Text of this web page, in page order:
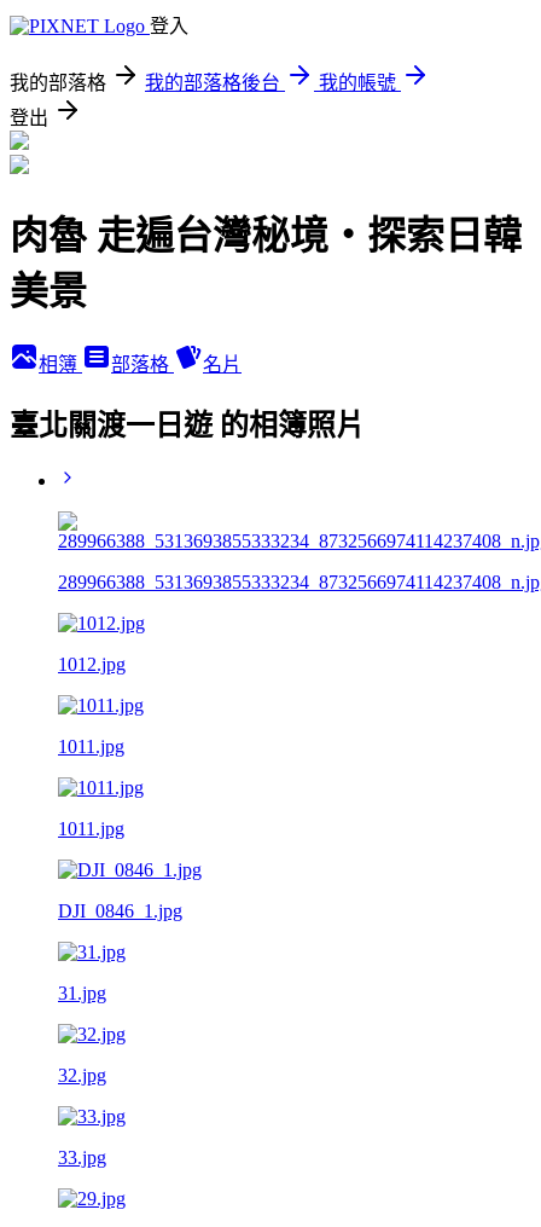
登入
我的部落格 我的部落格後台
我的帳號
登出
肉魯 走遍台灣秘境・探索日韓
美景
相簿 部落格 名片
臺北關渡一日遊 的相簿照片
1012.jpg
1011.jpg
1011.jpg
DJI_0846_1.jpg
31.jpg
32.jpg
33.jpg